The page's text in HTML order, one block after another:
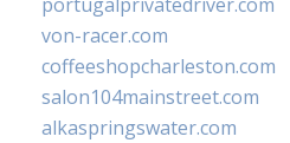
von-racer.com
coffeeshopcharleston.com
salon104mainstreet.com
alkaspringswater.com